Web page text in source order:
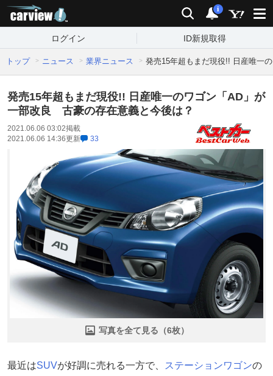
検索 通知
i
ログイン ID新規取得
トップ ニュース 業界ニュース 発売15年超もまだ現役!! 日産唯一
発売15年超もまだ現役!! 日産唯一のワゴン「AD」が
一部改良 古豪の存在意義と今後は？
2021.06.06 03:02掲載
2021.06.06 14:36更新 33
写真を全て見る（6枚）
最近はSUVが好調に売れる一方で、 ステーションワゴンの